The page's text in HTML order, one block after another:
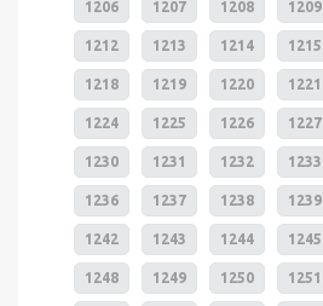
1206 1207 1208 1209
1212 1213 1214 1215
1218 1219 1220 1221
1224 1225 1226 1227
1230 1231 1232 1233
1236 1237 1238 1239
1242 1243 1244 1245
1248 1249 1250 1251